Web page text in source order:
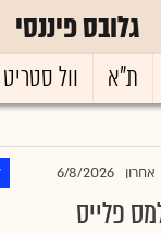
גלובס פיננסי
ת"א וול סטריט
אחרון 6/8/2026
פלייס